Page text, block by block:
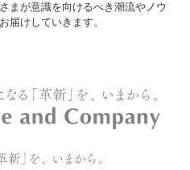
まが意識を向けるべき潮流やノウ
届けしていきます。